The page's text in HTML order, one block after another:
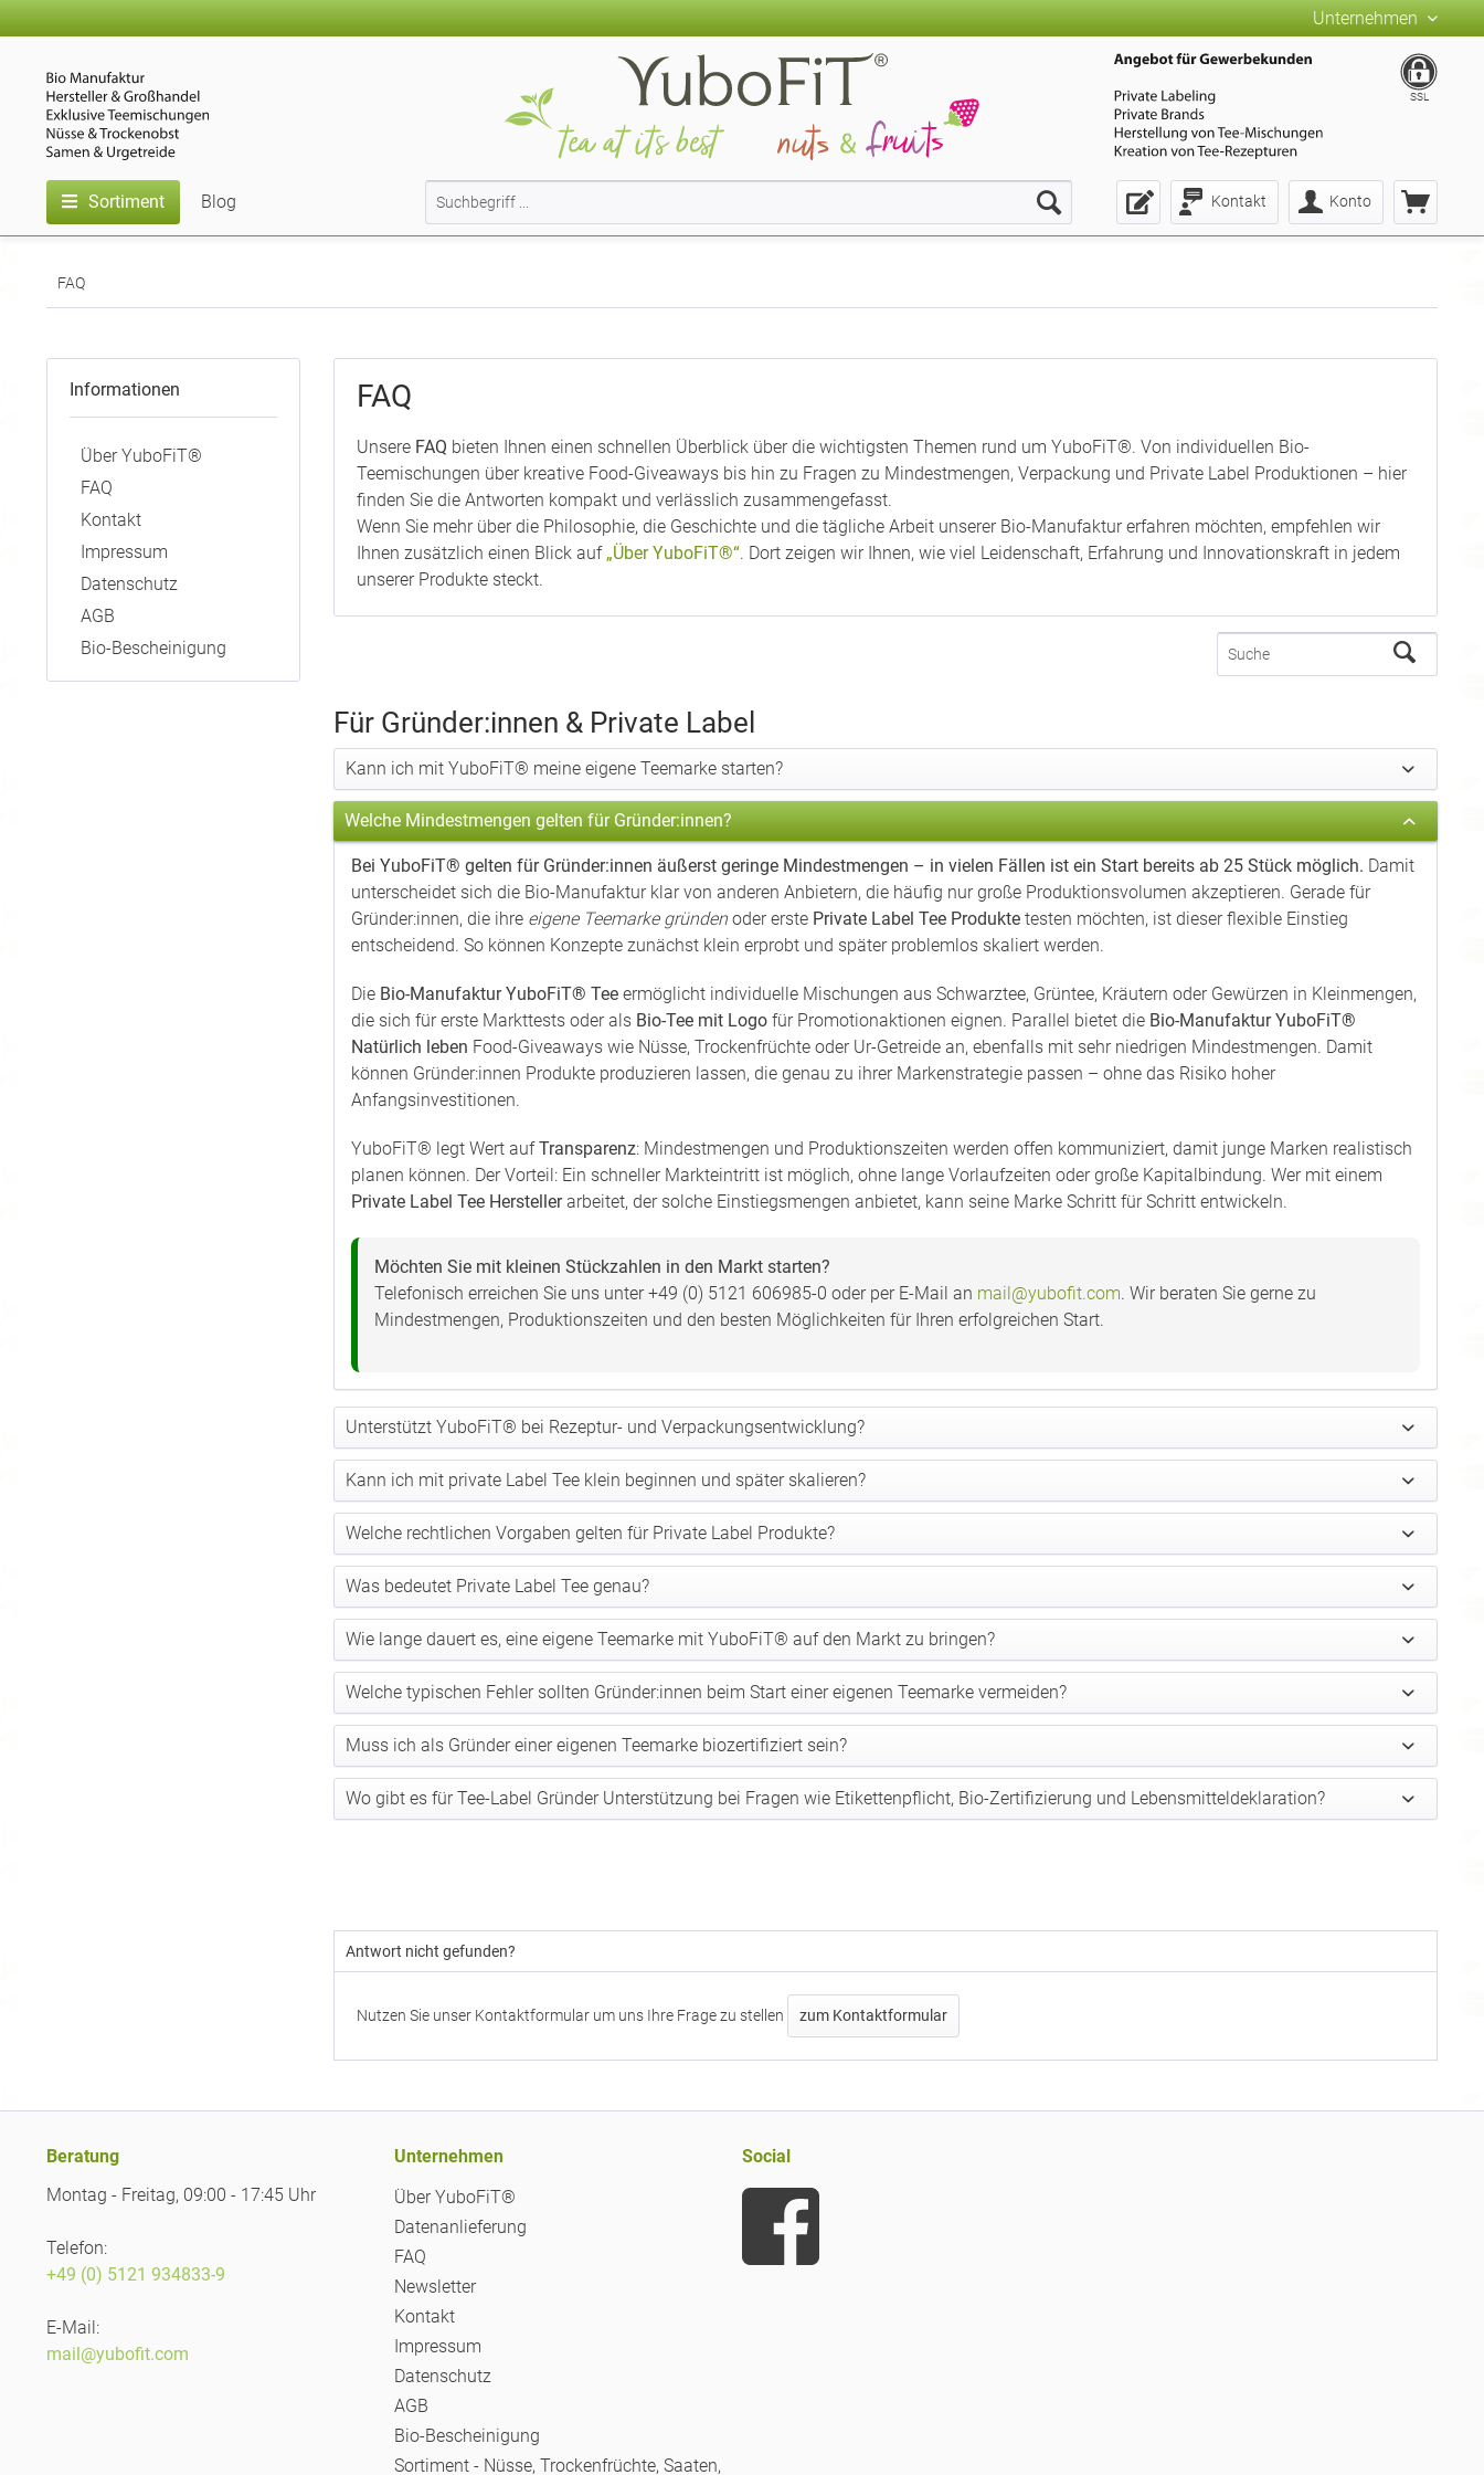
Unternehmen
Kontakt Konto
SSL
Sortiment Blog
FAQ
Informationen
Über YuboFiT®
FAQ
Kontakt
Impressum
Datenschutz
AGB
Bio-Bescheinigung
FAQ
Unsere FAQ bieten Ihnen einen schnellen Überblick über die wichtigsten Themen rund um YuboFiT®. Von individuellen Bio-
Teemischungen über kreative Food-Giveaways bis hin zu Fragen zu Mindestmengen, Verpackung und Private Label Produktionen – hier
finden Sie die Antworten kompakt und verlässlich zusammengefasst.
Wenn Sie mehr über die Philosophie, die Geschichte und die tägliche Arbeit unserer Bio-Manufaktur erfahren möchten, empfehlen wir
Ihnen zusätzlich einen Blick auf „Über YuboFiT®“. Dort zeigen wir Ihnen, wie viel Leidenschaft, Erfahrung und Innovationskraft in jedem
unserer Produkte steckt.
Für Gründer:innen & Private Label
Kann ich mit YuboFiT® meine eigene Teemarke starten?
Welche Mindestmengen gelten für Gründer:innen?
Bei YuboFiT® gelten für Gründer:innen äußerst geringe Mindestmengen – in vielen Fällen ist ein Start bereits ab 25 Stück möglich. Damit
unterscheidet sich die Bio-Manufaktur klar von anderen Anbietern, die häufig nur große Produktionsvolumen akzeptieren. Gerade für
Gründer:innen, die ihre eigene Teemarke gründen oder erste Private Label Tee Produkte testen möchten, ist dieser flexible Einstieg
entscheidend. So können Konzepte zunächst klein erprobt und später problemlos skaliert werden.
Die Bio-Manufaktur YuboFiT® Tee ermöglicht individuelle Mischungen aus Schwarztee, Grüntee, Kräutern oder Gewürzen in Kleinmengen,
die sich für erste Markttests oder als Bio-Tee mit Logo für Promotionaktionen eignen. Parallel bietet die Bio-Manufaktur YuboFiT®
Natürlich leben Food-Giveaways wie Nüsse, Trockenfrüchte oder Ur-Getreide an, ebenfalls mit sehr niedrigen Mindestmengen. Damit
können Gründer:innen Produkte produzieren lassen, die genau zu ihrer Markenstrategie passen – ohne das Risiko hoher
Anfangsinvestitionen.
YuboFiT® legt Wert aufTransparenz: Mindestmengen und Produktionszeiten werden offen kommuniziert, damit junge Marken realistisch
planen können. Der Vorteil: Ein schneller Markteintritt ist möglich, ohne lange Vorlaufzeiten oder große Kapitalbindung. Wer mit einem
Private Label Tee Herstellerarbeitet, der solche Einstiegsmengen anbietet, kann seine Marke Schritt für Schritt entwickeln.
Möchten Sie mit kleinen Stückzahlen in den Markt starten?
Telefonisch erreichen Sie uns unter +49 (0) 5121 606985-0 oder per E-Mail an mail@yubofit.com. Wir beraten Sie gerne zu
Mindestmengen, Produktionszeiten und den besten Möglichkeiten für Ihren erfolgreichen Start.
Unterstützt YuboFiT® bei Rezeptur- und Verpackungsentwicklung?
Kann ich mit private Label Tee klein beginnen und später skalieren?
Welche rechtlichen Vorgaben gelten für Private Label Produkte?
Was bedeutet Private Label Tee genau?
Wie lange dauert es, eine eigene Teemarke mit YuboFiT® auf den Markt zu bringen?
Welche typischen Fehler sollten Gründer:innen beim Start einer eigenen Teemarke vermeiden?
Muss ich als Gründer einer eigenen Teemarke biozertifiziert sein?
Wo gibt es für Tee-Label Gründer Unterstützung bei Fragen wie Etikettenpflicht, Bio-Zertifizierung und Lebensmitteldeklaration?
Antwort nicht gefunden?
Nutzen Sie unser Kontaktformular um uns Ihre Frage zu stellen zum Kontaktformular
Beratung
Montag - Freitag, 09:00 - 17:45 Uhr
Telefon:
+49 (0) 5121 934833-9
E-Mail:
mail@yubofit.com
Unternehmen
Über YuboFiT®
Datenanlieferung
FAQ
Newsletter
Kontakt
Impressum
Datenschutz
AGB
Bio-Bescheinigung
Sortiment - Nüsse, Trockenfrüchte, Saaten,
Social